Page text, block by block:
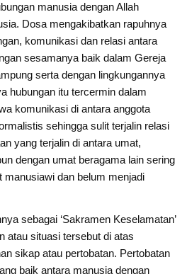
manusia dengan Allah
Dosa mengakibatkan rapuhnya
komunikasi dan relasi antara
sesamanya baik dalam Gereja
serta dengan lingkungannya
hubungan itu tercermin dalam
komunikasi di antara anggota
sehingga sulit terjalin relasi
yang terjalin di antara umat,
dengan umat beragama lain sering
manusiawi dan belum menjadi
sebagai ‘Sakramen Keselamatan’
atau situasi tersebut di atas
sikap atau pertobatan. Pertobatan
baik antara manusia dengan